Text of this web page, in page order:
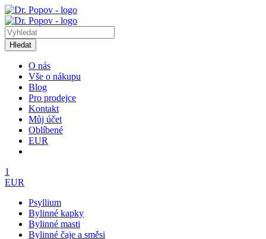
Hledat
O nás
Vše o nákupu
Blog
Pro prodejce
Kontakt
Můj účet
Oblíbené
EUR
1
EUR
Psyllium
Bylinné kapky
Bylinné masti
Bylinné čaje a směsi